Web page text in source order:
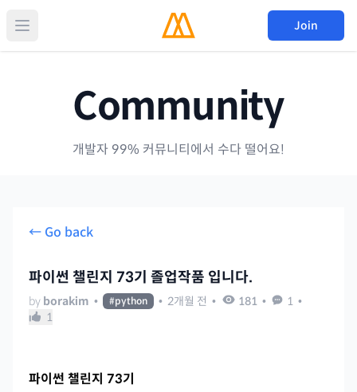
Join
Community
개발자 99% 커뮤니티에서 수다 떨어요!
← Go back
파이썬 챌린지 73기 졸업작품 입니다.
by borakim • #python • 2개월 전 • 181 • 1 •
1
파이썬 챌린지 73기